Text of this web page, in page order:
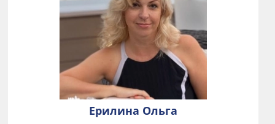
Ерилина Ольга